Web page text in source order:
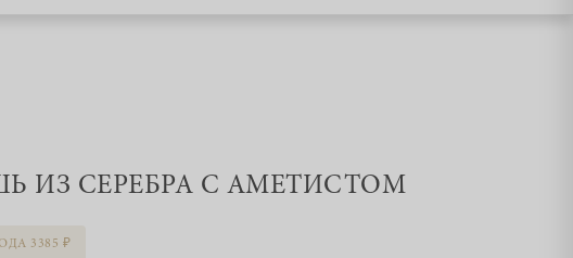
ИЗ СЕРЕБРА С АМЕТИСТОМ
3385